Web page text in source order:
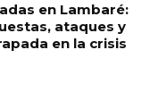
en Lambaré:
ataques y
en la crisis